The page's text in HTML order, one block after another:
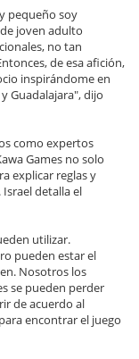
pequeño soy
joven adulto
no tan
de esa afición,
inspirándome en
Guadalajara", dijo
como expertos
Games no solo
explicar reglas y
detalla el
utilizar.
pueden estar el
Nosotros los
se pueden perder
de acuerdo al
encontrar el juego